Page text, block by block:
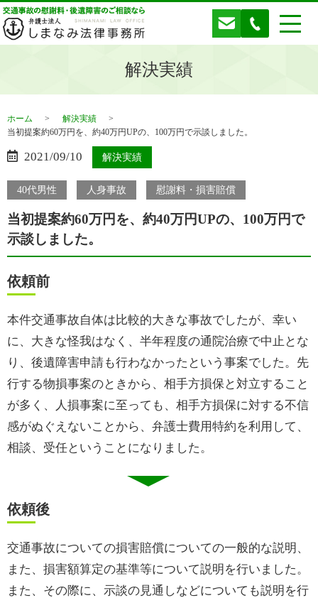
解決実績
ホーム
解決実績
当初提案約60万円を、約40万円UPの、100万円で示談しました。
2021/09/10 解決実績
40代男性 人身事故 慰謝料・損害賠償
当初提案約60万円を、約40万円UPの、100万円で
示談しました。
依頼前
本件交通事故自体は比較的大きな事故でしたが、幸い
に、大きな怪我はなく、半年程度の通院治療で中止とな
り、後遺障害申請も行わなかったという事案でした。先
行する物損事案のときから、相手方損保と対立すること
が多く、人損事案に至っても、相手方損保に対する不信
感がぬぐえないことから、弁護士費用特約を利用して、
相談、受任ということになりました。
依頼後
交通事故についての損害賠償についての一般的な説明、
また、損害額算定の基準等について説明を行いました。
また、その際に、示談の見通しなどについても説明を行